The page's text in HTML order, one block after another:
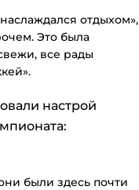
отдыхом»,
Это была
все рады
настрой
были здесь почти